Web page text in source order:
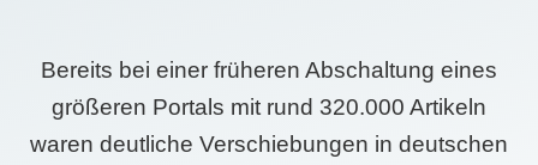
Bereits bei einer früheren Abschaltung eines
größeren Portals mit rund 320.000 Artikeln
waren deutliche Verschiebungen in deutschen